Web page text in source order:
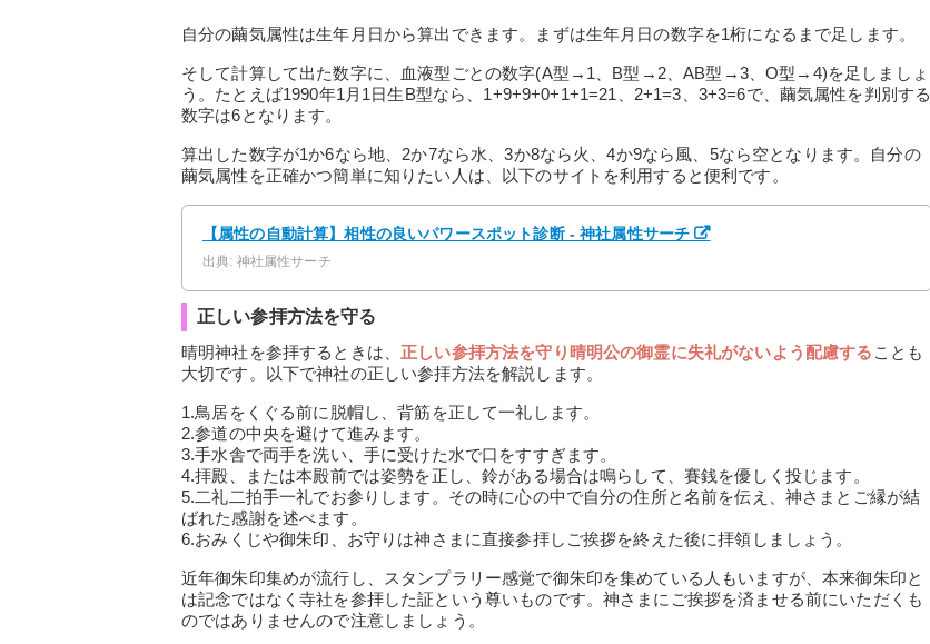
自分の繭気属性は生年月日から算出できます。まずは生年月日の数字を1桁になるまで足します。
そして計算して出た数字に、血液型ごとの数字(A型→1、B型→2、AB型→3、O型→4)を足しましょ
う。たとえば1990年1月1日生B型なら、1+9+9+0+1+1=21、2+1=3、3+3=6で、繭気属性を判別する
数字は6となります。
算出した数字が1か6なら地、2か7なら水、3か8なら火、4か9なら風、5なら空となります。自分の
繭気属性を正確かつ簡単に知りたい人は、以下のサイトを利用すると便利です。
【属性の自動計算】相性の良いパワースポット診断 - 神社属性サーチ
出典: 神社属性サーチ
正しい参拝方法を守る
晴明神社を参拝するときは、 正しい参拝方法を守り晴明公の御霊に失礼がないよう配慮する ことも
大切です。以下で神社の正しい参拝方法を解説します。
1.鳥居をくぐる前に脱帽し、背筋を正して一礼します。
2.参道の中央を避けて進みます。
3.手水舎で両手を洗い、手に受けた水で口をすすぎます。
4.拝殿、または本殿前では姿勢を正し、鈴がある場合は鳴らして、賽銭を優しく投じます。
5.二礼二拍手一礼でお参りします。その時に心の中で自分の住所と名前を伝え、神さまとご縁が結
ばれた感謝を述べます。
6.おみくじや御朱印、お守りは神さまに直接参拝しご挨拶を終えた後に拝領しましょう。
近年御朱印集めが流行し、スタンプラリー感覚で御朱印を集めている人もいますが、本来御朱印と
は記念ではなく寺社を参拝した証という尊いものです。神さまにご挨拶を済ませる前にいただくも
のではありませんので注意しましょう。